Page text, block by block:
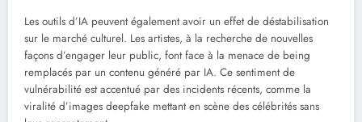
Les outils d’IA peuvent également avoir un effet de déstabilisation
sur le marché culturel. Les artistes, à la recherche de nouvelles
façons d’engager leur public, font face à la menace de being
remplacés par un contenu généré par IA. Ce sentiment de
vulnérabilité est accentué par des incidents récents, comme la
viralité d’images deepfake mettant en scène des célébrités sans